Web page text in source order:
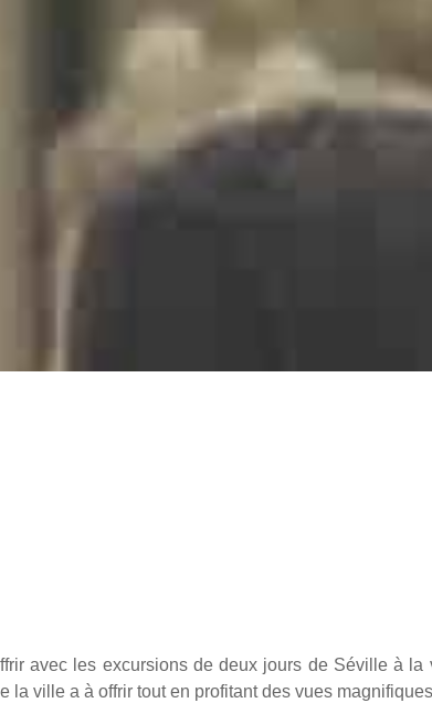
avec les excursions de deux jours de Séville à
la ville a à offrir tout en profitant des vues